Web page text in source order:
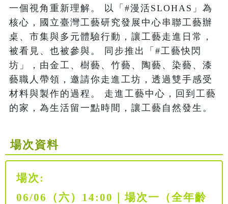
一個視角重新理解。 以「#漫活SLOHAS」為
核心，國立臺灣工藝研究發展中心串聯工藝辦
桌、市集與多元體驗行動，讓工藝走進日常，
被看見、也被參與。 同步推出「#工藝快閃
坊」，由金工、樹藝、竹藝、陶藝、染藝、漆
藝職人帶領，邀請你走進工坊，透過雙手感受
材料與製作的過程。 走進工藝中心，回到工藝
的家，為生活留一點時間，讓工藝自然發生。
場次資料
場次:
06/06（六）14:00｜場次一（全年齡